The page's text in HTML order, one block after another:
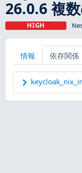
26.0.6 複
HIGH
情報 依存関係